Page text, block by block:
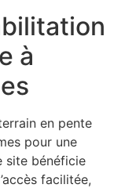
à
en pente
pour une
site bénéficie
facilitée,